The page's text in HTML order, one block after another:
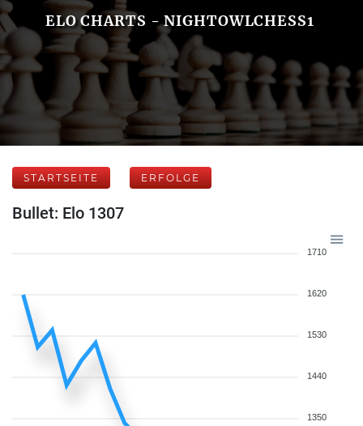
ELO CHARTS - NIGHTOWLCHESS1
STARTSEITE ERFOLGE
Bullet: Elo 1307
1710
1620
1530
1440
1350